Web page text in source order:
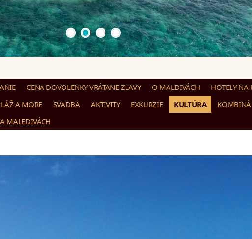
CENA DOVOLENKY VRÁTANE ZĽAVY O MALDIVÁCH HOTELY NA
A MORE SVADBA AKTIVITY EXKURZIE KULTÚRA
MALEDIVÁCH